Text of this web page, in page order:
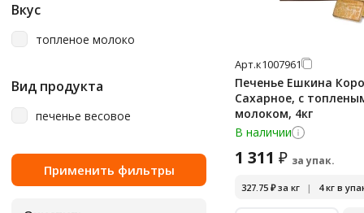
Вкус
топленое молоко
Вид продукта
печенье весовое
Арт.к1007961
Печенье Ешкина
Сахарное, с
молоком, 4кг
В наличии
1 311 ₽ за упак.
327.75 ₽за кг | 4 кг в